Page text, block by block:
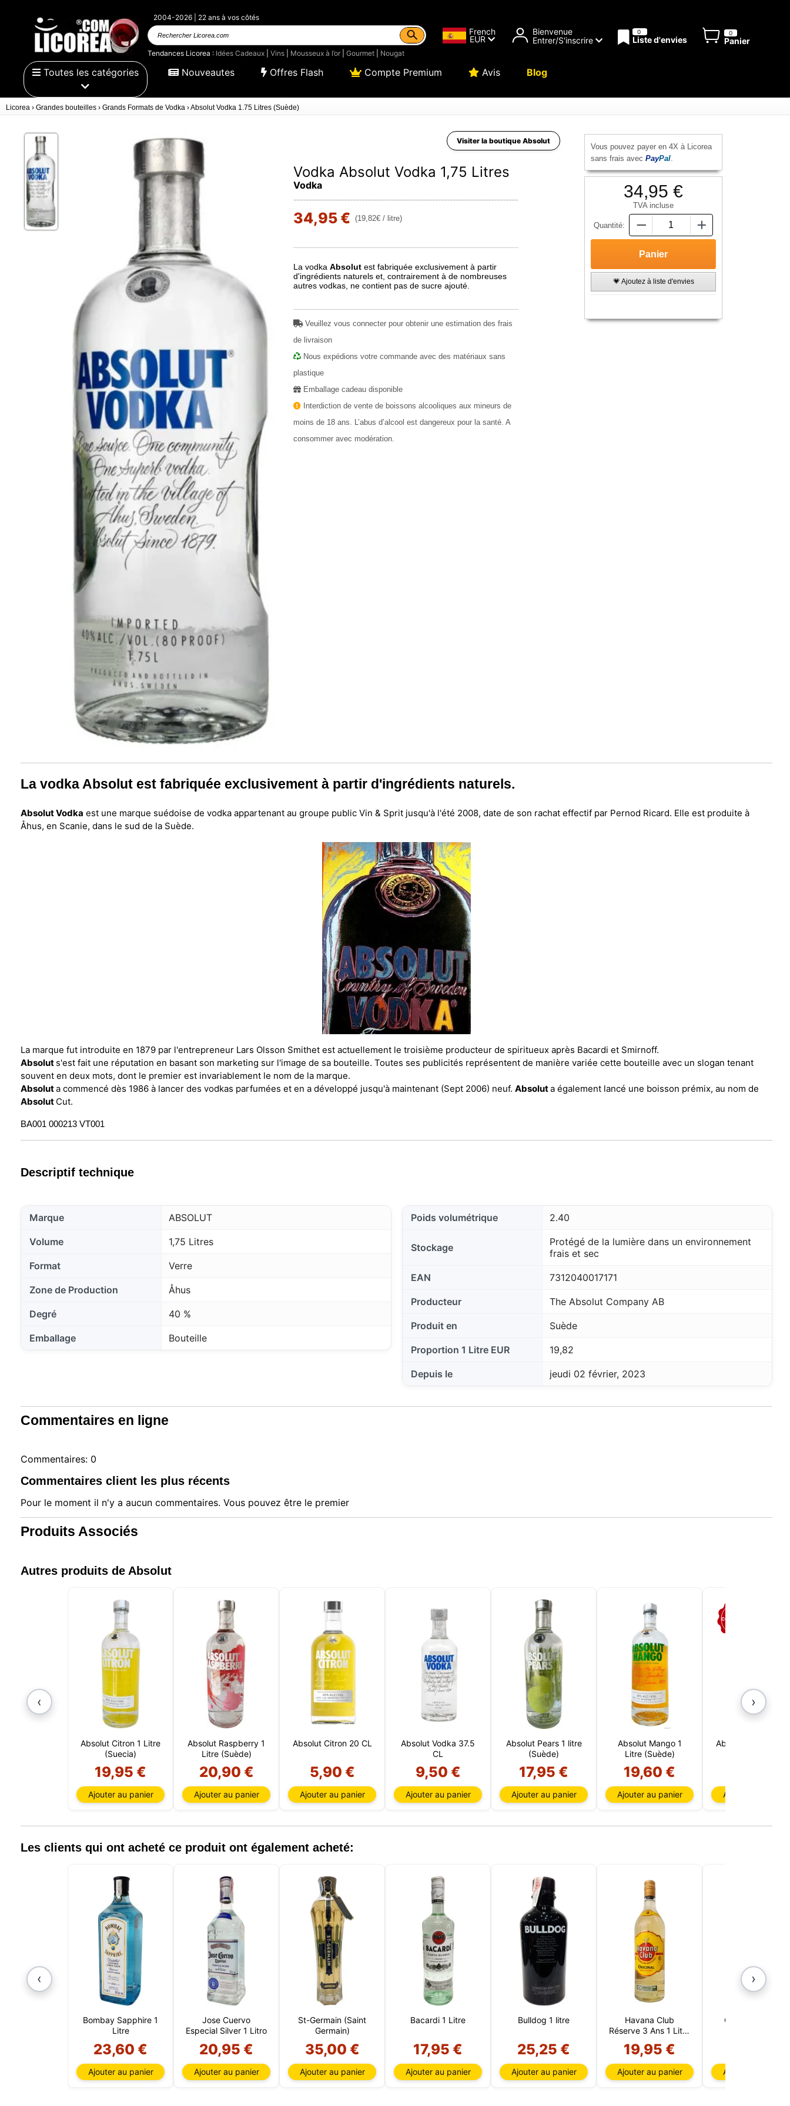
2004-2026 | 22 ans à vos côtés
Rechercher Licorea.com
Tendances Licorea : Idées Cadeaux| Vins| Mousseux à l’or| Gourmet| Nougat
French
EUR
Bienvenue
Entrer/S'inscrire
0
Liste d'envies
0
Panier
Toutes les catégories Nouveautes Offres Flash Compte Premium Avis Blog
Licorea › Grandes bouteilles › Grands Formats de Vodka ›Absolut Vodka 1.75 Litres (Suède)
Visiter la boutique Absolut
Vodka Absolut Vodka 1,75 Litres
Vodka
34,95 € (19,82€ / litre)
La vodka Absolut est fabriquée exclusivement à partir
d'ingrédients naturels et, contrairement à de nombreuses
autres vodkas, ne contient pas de sucre ajouté.
Veuillez vous connecter pour obtenir une estimation des frais
de livraison
Nous expédions votre commande avec des matériaux sans
plastique
Emballage cadeau disponible
Interdiction de vente de boissons alcooliques aux mineurs de
moins de 18 ans. L’abus d’alcool est dangereux pour la santé. A
consommer avec modération.
Vous pouvez payer en 4X à Licorea
sans frais avec PayPal.
34,95 €
TVA incluse
Quantité:
💗 Ajoutez à liste d'envies
La vodka Absolut est fabriquée exclusivement à partir d'ingrédients naturels.
Absolut Vodka est une marque suédoise de vodka appartenant au groupe public Vin & Sprit jusqu'à l'été 2008, date de son rachat effectif par Pernod Ricard. Elle est produite à
Åhus, en Scanie, dans le sud de la Suède.
La marque fut introduite en 1879 par l'entrepreneur Lars Olsson Smithet est actuellement le troisième producteur de spiritueux après Bacardi et Smirnoff.
Absolut s'est fait une réputation en basant son marketing sur l'image de sa bouteille. Toutes ses publicités représentent de manière variée cette bouteille avec un slogan tenant
souvent en deux mots, dont le premier est invariablement le nom de la marque.
Absoluta commencé dès 1986 à lancer des vodkas parfumées et en a développé jusqu'à maintenant (Sept 2006) neuf. Absoluta également lancé une boisson prémix, au nom de
Absolut Cut.
BA001 000213 VT001
Descriptif technique
Marque ABSOLUT
Volume 1,75 Litres
Format Verre
Zone de Production Åhus
Degré 40 %
Emballage Bouteille
Poids volumétrique 2.40
Stockage
Protégé de la lumière dans un environnement
frais et sec
EAN 7312040017171
Producteur The Absolut Company AB
Produit en Suède
Proportion 1 Litre EUR 19,82
Depuis le jeudi 02 février, 2023
Commentaires en ligne
Commentaires: 0
Commentaires client les plus récents
Pour le moment il n'y a aucun commentaires. Vous pouvez être le premier
Produits Associés
Autres produits de Absolut
‹
Absolut Citron 1 Litre
(Suecia)
19,95 €
Ajouter au panier
Absolut Raspberry 1
Litre (Suède)
20,90 €
Ajouter au panier
Absolut Citron 20 CL
5,90 €
Ajouter au panier
Absolut Vodka 37.5
CL
9,50 €
Ajouter au panier
Absolut Pears 1 litre
(Suède)
17,95 €
Ajouter au panier
Absolut Mango 1
Litre (Suède)
19,60 €
Ajouter au panier
COLLECTION
Absolut
Ajouter au panier
›
Les clients qui ont acheté ce produit ont également acheté:
‹
Bombay Sapphire 1
Litre
23,60 €
Ajouter au panier
Jose Cuervo
Especial Silver 1 Litro
20,95 €
Ajouter au panier
St-Germain (Saint
Germain)
35,00 €
Ajouter au panier
Bacardi 1 Litre
17,95 €
Ajouter au panier
Bulldog 1 litre
25,25 €
Ajouter au panier
Havana Club
Réserve 3 Ans 1 Litre
19,95 €
Ajouter au panier
Cointreau 1 Litre
Ajouter au panier
›
informations sur votre navigateur et votre appareil. Les informations traitées
par ces technologies incluent des données liées à votre compte utilisateur,
qui peuvent inclure des identifiants personnels (par exemple, l'adresse IP et
les détails de la session) et l'historique de navigation. Nous utilisons ces
informations à diverses fins : par exemple, pour accéder à votre compte et
mémoriser votre panier d'achat, maintenir la sécurité, mémoriser les choix des
utilisateurs, améliorer notre site web et, enfin, à des fins de marketing. Vous
pouvez refuser tout traitement non essentiel en choisissant d'accepter
uniquement les cookies nécessaires. Vous pouvez personnaliser votre choix
et sélectionner les cookies que vous nous autorisez à utiliser dans votre
session.